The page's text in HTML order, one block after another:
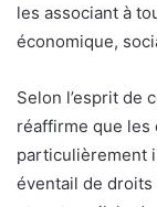
les associant à
économique,
Selon l’esprit de
réaffirme que les
particulièrement
éventail de droits